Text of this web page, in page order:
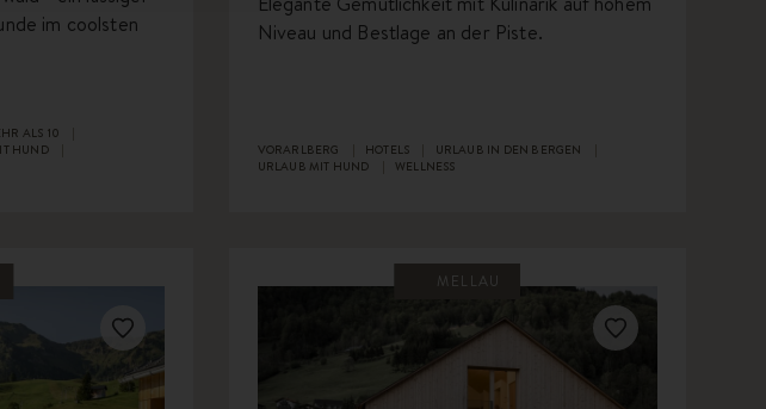
im coolsten
ALS 10
HUND
Niveau und Bestlage an der Piste.
VORARLBERG HOTELS
URLAUB IN DEN BERGEN
URLAUB MIT HUND
WELLNESS
MELLAU